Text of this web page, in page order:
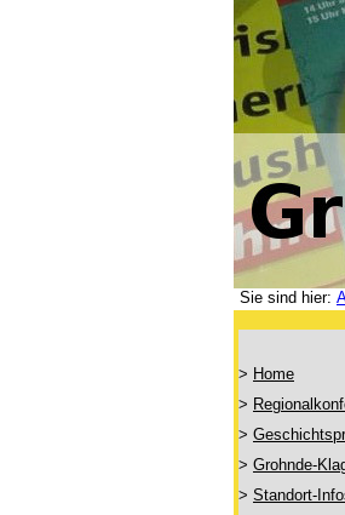
Sie sind hier:
> Home
>
>
> Grohnde-
> Standort-